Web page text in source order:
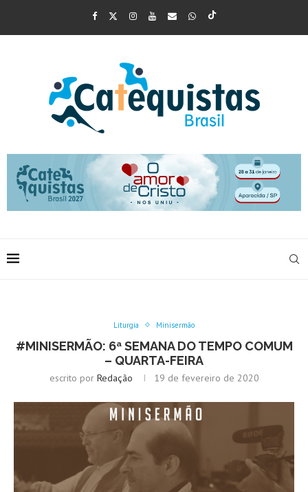
Liturgia Minisermão
#MINISERMÃO: 6ª SEMANA DO TEMPO COMUM
– QUARTA-FEIRA
escrito por Redação 19 de fevereiro de 2020